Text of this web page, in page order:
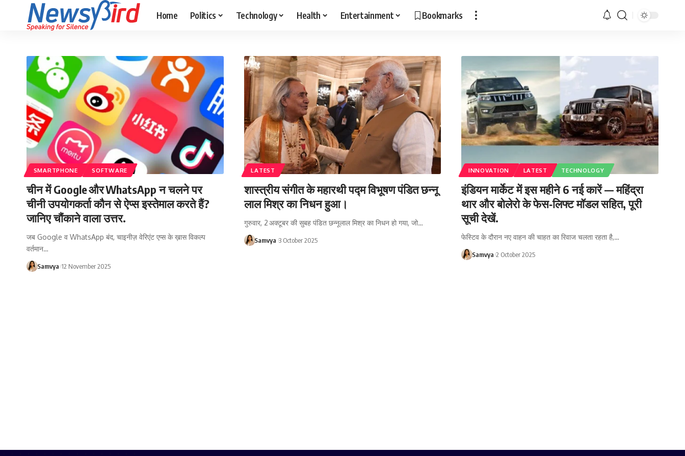
Home Politics Technology Health Entertainment Bookmarks
SMARTPHONE SOFTWARE
चीन में Google और WhatsApp न चलने पर
चीनी उपयोगकर्ता कौन से ऐप्स इस्तेमाल करते हैं?
जानिए चौंकाने वाला उत्तर.
जब Google व WhatsApp बंद, चाइनीज़ वेरिएंट एप्स के ख़ास विकल्प
वर्तमान…
Samvya 12 November 2025
LATEST
शास्त्रीय संगीत के महारथी पद्म विभूषण पंडित छन्नू
लाल मिश्र का निधन हुआ।
गुरुवार, 2 अक्टूबर की सुबह पंडित छन्नूलाल मिश्र का निधन हो गया, जो…
Samvya 3 October 2025
INNOVATION LATEST TECHNOLOGY
इंडियन मार्केट में इस महीने 6 नई कारें — महिंद्रा
थार और बोलेरो के फेस‑लिफ्ट मॉडल सहित, पूरी
सूची देखें.
फेस्टिव के दौरान नए वाहन की चाहत का रिवाज चलता रहता है,…
Samvya 2 October 2025